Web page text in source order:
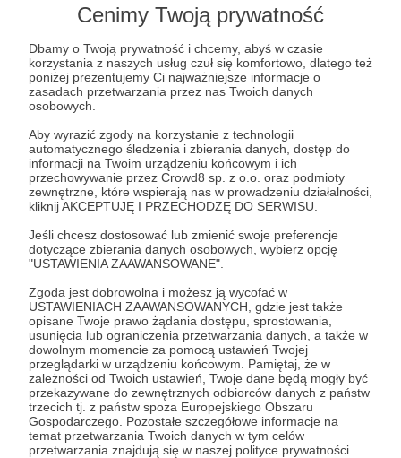
Cenimy Twoją prywatność
Dbamy o Twoją prywatność i chcemy, abyś w czasie
korzystania z naszych usług czuł się komfortowo, dlatego też
poniżej prezentujemy Ci najważniejsze informacje o
zasadach przetwarzania przez nas Twoich danych
osobowych.
Aby wyrazić zgody na korzystanie z technologii
automatycznego śledzenia i zbierania danych, dostęp do
informacji na Twoim urządzeniu końcowym i ich
przechowywanie przez Crowd8 sp. z o.o. oraz podmioty
zewnętrzne, które wspierają nas w prowadzeniu działalności,
kliknij AKCEPTUJĘ I PRZECHODZĘ DO SERWISU.
Jeśli chcesz dostosować lub zmienić swoje preferencje
dotyczące zbierania danych osobowych, wybierz opcję
"USTAWIENIA ZAAWANSOWANE".
Zgoda jest dobrowolna i możesz ją wycofać w
USTAWIENIACH ZAAWANSOWANYCH, gdzie jest także
opisane Twoje prawo żądania dostępu, sprostowania,
usunięcia lub ograniczenia przetwarzania danych, a także w
dowolnym momencie za pomocą ustawień Twojej
przeglądarki w urządzeniu końcowym. Pamiętaj, że w
zależności od Twoich ustawień, Twoje dane będą mogły być
przekazywane do zewnętrznych odbiorców danych z państw
trzecich tj. z państw spoza Europejskiego Obszaru
Gospodarczego. Pozostałe szczegółowe informacje na
temat przetwarzania Twoich danych w tym celów
przetwarzania znajdują się w naszej polityce prywatności.
Zostań Patronem
Zaloguj się
mork borg to hell and galgenbeck webkomiks fantasy
komiks ttrpg
Udostępnij
Łukasz Kowalczuk
Zobacz profil autora